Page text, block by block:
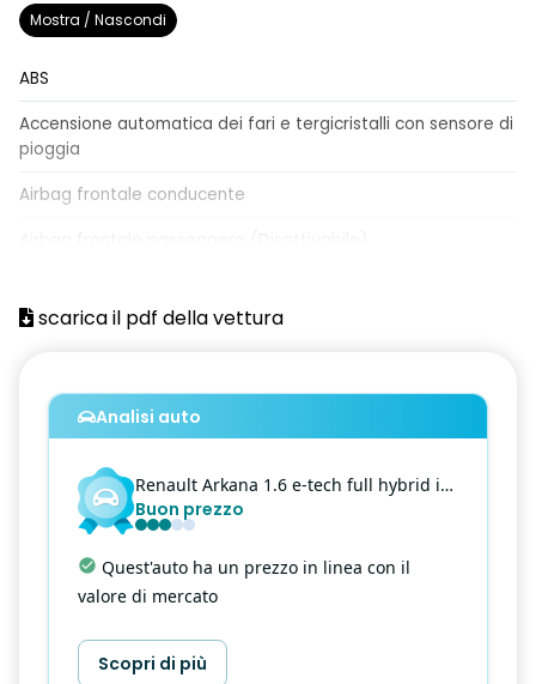
Mostra / Nascondi
ABS
Accensione automatica dei fari e tergicristalli con sensore di
pioggia
Airbag frontale conducente
Airbag laterali per la protezione del torace
Armonia interna in nero titanio
Assistenza al mantenimento della corsia (Lane Keep Assist)
Assistenza all'uscita dal parcheggio (Rear Cross Traffic
Assistenza alla frenata di emergenza AFU
Avviso attraversamento linea di corsia (Lane Departure
scarica il pdf della vettura
Analisi auto
Renault Arkana 1.6 e-tech full hybrid intens 145cv
Buon prezzo
Quest'auto ha un prezzo in linea con il
valore di mercato
Scopri di più